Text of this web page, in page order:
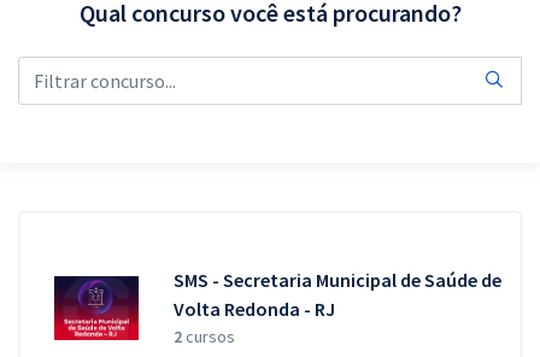
Conteúdo gratuito
Blog
Qual concurso você está procurando?
SMS - Secretaria Municipal de Saúde de
Volta Redonda - RJ
2cursos